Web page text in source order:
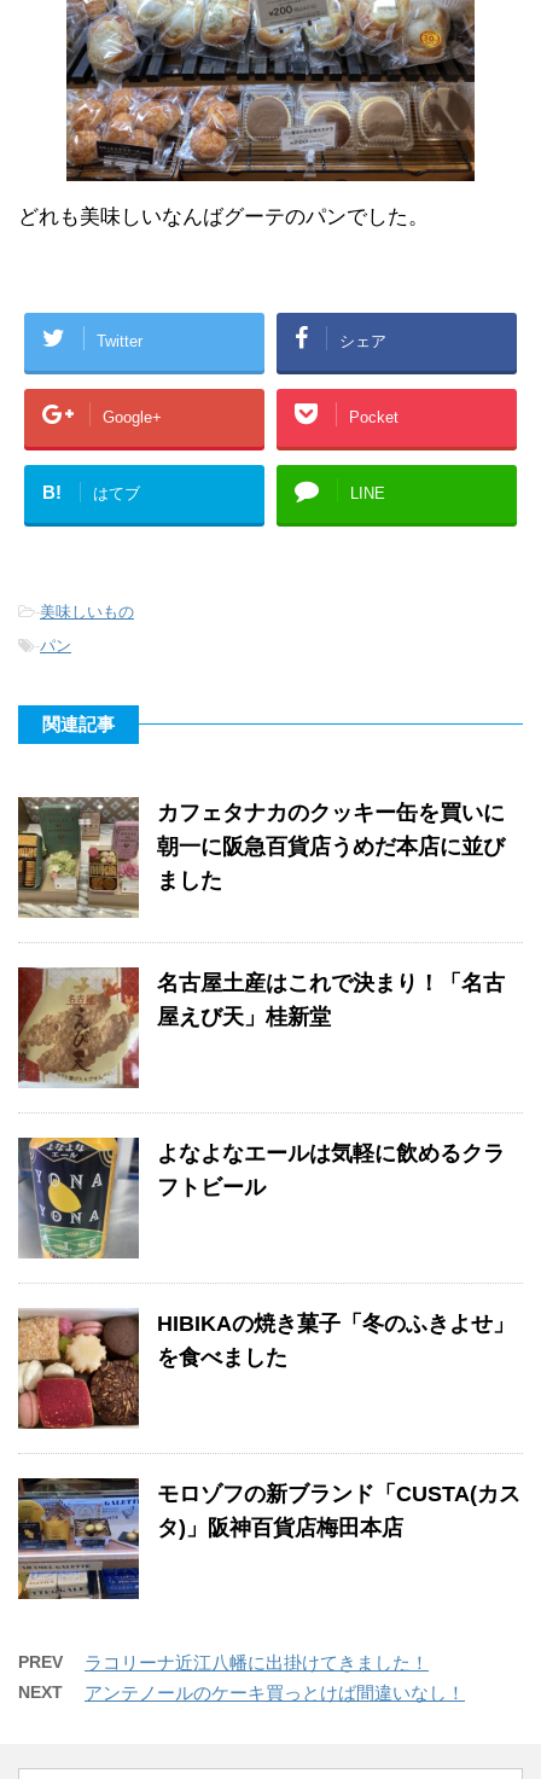
どれも美味しいなんばグーテのパンでした。
Twitter シェア
Google+ Pocket
B! はてブ LINE
-美味しいもの
-パン
関連記事
カフェタナカのクッキー缶を買いに
朝一に阪急百貨店うめだ本店に並び
ました
名古屋土産はこれで決まり！「名古
屋えび天」桂新堂
よなよなエールは気軽に飲めるクラ
フトビール
HIBIKAの焼き菓子「冬のふきよせ」
を食べました
モロゾフの新ブランド「CUSTA(カス
タ)」阪神百貨店梅田本店
PREV ラコリーナ近江八幡に出掛けてきました！
NEXT アンテノールのケーキ買っとけば間違いなし！